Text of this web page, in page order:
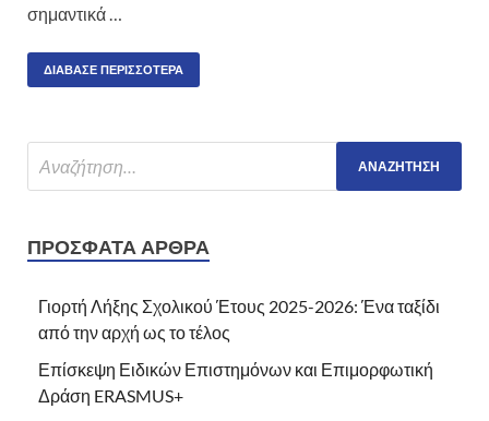
σημαντικά …
ΔΙΆΒΑΣΕ ΠΕΡΙΣΣΌΤΕΡΑ
ΠΡΌΣΦΑΤΑ ΆΡΘΡΑ
Γιορτή Λήξης Σχολικού Έτους 2025-2026: Ένα ταξίδι
από την αρχή ως το τέλος
Επίσκεψη Ειδικών Επιστημόνων και Επιμορφωτική
Δράση ERASMUS+